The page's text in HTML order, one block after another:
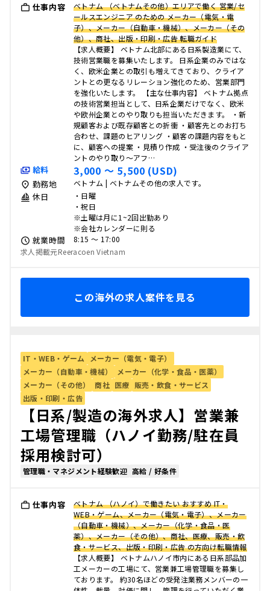
仕事内容
ベトナム （ベトナムその他）エリアで働く 営業/セ
ールスエンジニア のための メーカー（電気・電
子）、メーカー（自動車・機械）、メーカー（その
他）、商社、出版・印刷・広告 転職ガイド
【求人概要】 ベトナム北部にある日系製造業にて、
技術営業職を募集いたします。 日系企業のみではな
く、欧米企業との取引も増えてきており、クライア
ントとの更なるリレーション強化のため、営業部門
を強化いたします。 【主な仕事内容】 ベトナム拠点
の技術営業担当として、日系企業だけでなく、欧米
や欧州企業とのやり取りも担当いただきます。 ・新
規顧客および既存顧客との折衝 ・顧客先とのお打ち
合わせ、課題のヒアリング ・顧客の課題内容をもと
に、顧客への提案 ・見積り作成 ・受注後のクライア
ントのやり取り～アフ…
給料 3,000 〜 5,500 (USD)
勤務地 ベトナム | ベトナムその他の求人です。
休日
・日曜
・祝日
※土曜は月に1~2回出勤あり
※会社カレンダーに則る
就業時間
8:15 〜 17:00
求人掲載元Reeracoen Vietnam
この海外の求人案件を見る
IT・WEB・ゲーム
メーカー（電気・電子）
メーカー（自動車・機械）
メーカー（化学・食品・医薬）
メーカー（その他）
商社 医療 販売・飲食・サービス
出版・印刷・広告
【日系/製造の海外求人】営業兼
工場管理職（ハノイ勤務/駐在員
採用検討可）
管理職・マネジメント経験歓迎 高給 / 好条件
仕事内容
ベトナム （ハノイ）で働きたい おすすめ IT・
WEB・ゲーム、メーカー（電気・電子）、メーカー
（自動車・機械）、メーカー（化学・食品・医
薬）、メーカー（その他）、商社、医療、販売・飲
食・サービス、出版・印刷・広告 の方向け転職情報
【求人概要】 ベトナムハノイ市内にある日系部品加
工メーカーの工場にて、営業兼工場管理職を募集し
ております。 約30名ほどの受発注業務メンバーの一